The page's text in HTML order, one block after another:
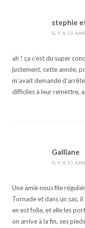
stephie
IL Y A 15 ANS
ah ! ça c’est du super
justement, cette année,
m’avait demandé
difficiles à leur remettre,
Gallïane
IL Y A 15 ANS
Une amie nous file
Tornade et dans un sac,
en est folle, et elle les
on arrive à la fin, ses